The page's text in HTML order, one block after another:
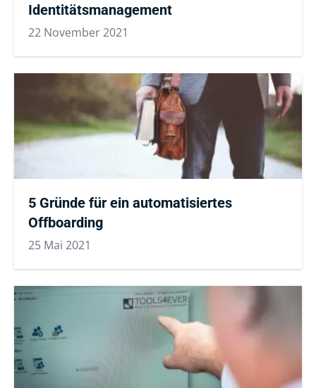
Identitätsmanagement
22 November 2021
5 Gründe für ein automatisiertes
Offboarding
25 Mai 2021